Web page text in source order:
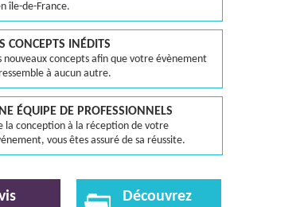
île-de-France.
CONCEPTS INÉDITS
nouveaux concepts afin que votre évènement
à aucun autre.
ÉQUIPE DE PROFESSIONNELS
la conception à la réception de votre
vous êtes assuré de sa réussite.
Découvrez